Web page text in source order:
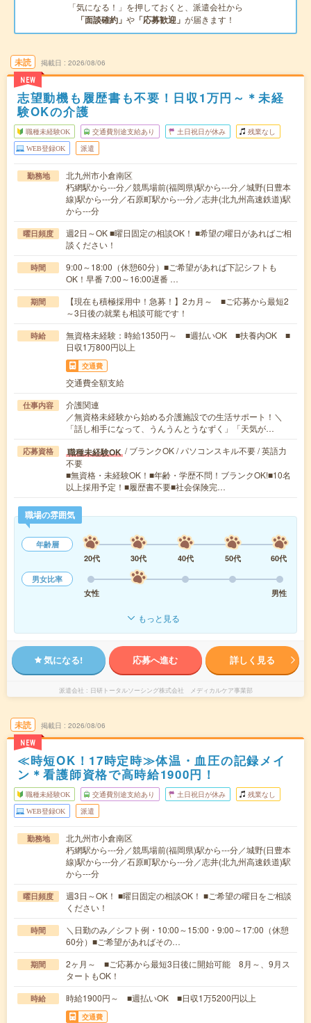
「気になる！」を押しておくと、派遣会社から
「面談確約」 や 「応募歓迎」 が届きます！
未読
NEW
掲載日 2026/08/06
志望動機も履歴書も不要！日収1万円～＊未経
験OKの介護
職種未経験OK 交通費別途支給あり 土日祝日が休み 残業なし
WEB登録OK 派遣
勤務地
北九州市小倉南区
朽網駅から---分／競馬場前(福岡県)駅から---分／城野(日豊本
線)駅から---分／石原町駅から---分／志井(北九州高速鉄道)駅
から---分
曜日頻度
週2日～OK ■曜日固定の相談OK！ ■希望の曜日があればご相
談ください！
時間
9:00～18:00（休憩60分）■ご希望があれば下記シフトも
OK！早番 7:00～16:00遅番 …
期間
【現在も積極採用中！急募！】2カ月～ ■ご応募から最短2
～3日後の就業も相談可能です！
時給
無資格未経験：時給1350円～ ■週払いOK ■扶養内OK ■
日収1万800円以上
交通費
交通費全額支給
仕事内容
介護関連
／無資格未経験から始める介護施設での生活サポート！＼
「話し相手になって、うんうんとうなずく」「天気が…
応募資格 職種未経験OK / ブランクOK / パソコンスキル不要 / 英語力
不要
■無資格・未経験OK！■年齢・学歴不問！ブランクOK!■10名
以上採用予定！■履歴書不要■社会保険完…
職場の雰囲気
年齢層
20代
30代 40代 50代
60代
男女比率
女性
男性
もっと見る
気になる! 応募へ進む 詳しく見る
派遣会社 日研トータルソーシング株式会社 メディカルケア事業部
未読
NEW
掲載日 2026/08/06
≪時短OK！17時定時≫体温・血圧の記録メイ
ン＊看護師資格で高時給1900円！
職種未経験OK 交通費別途支給あり 土日祝日が休み 残業なし
WEB登録OK 派遣
勤務地
北九州市小倉南区
朽網駅から---分／競馬場前(福岡県)駅から---分／城野(日豊本
線)駅から---分／石原町駅から---分／志井(北九州高速鉄道)駅
から---分
曜日頻度
週3日～OK！ ■曜日固定の相談OK！ ■ご希望の曜日をご相談
ください！
時間
＼日勤のみ／シフト例・10:00～15:00・9:00～17:00（休憩
60分）■ご希望があればその…
期間
2ヶ月～ ■ご応募から最短3日後に開始可能 8月～、9月ス
タートもOK！
時給 時給1900円～ ■週払いOK ■日収1万5200円以上
交通費